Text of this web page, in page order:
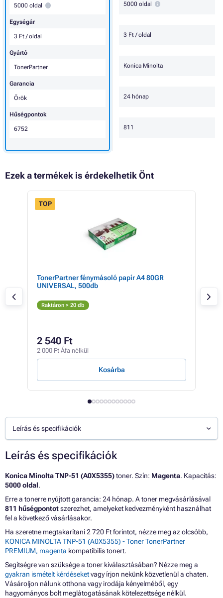
5000 oldal
3 Ft / oldal
Konica Minolta
24 hónap
811
5000 oldal
Egységár
3 Ft / oldal
Gyártó
TonerPartner
Garancia
Örök
Hűségpontok
6752
Ezek a termékek is érdekelhetik Önt
TOP
TonerPartner fénymásoló papír A4 80GR
UNIVERSAL, 500db
Raktáron > 20 db
2 540 Ft
2 000 Ft Áfa nélkül
Kosárba
Leírás és specifikációk
Leírás és specifikációk
Konica Minolta TNP-51 (A0X5355)toner. Szín: Magenta. Kapacitás:
5000 oldal.
Erre a tonerre nyújtott garancia: 24 hónap. A toner megvásárlásával
811 hűségpontotszerezhet, amelyeket kedvezményként használhat
fel a következő vásárlásakor.
Ha szeretne megtakarítani 2 720 Ft forintot, nézze meg az olcsóbb,
KONICA MINOLTA TNP-51 (A0X5355) - Toner TonerPartner
PREMIUM, magenta kompatibilis tonert.
Segítségre van szüksége a toner kiválasztásában? Nézze meg a
gyakran ismételt kérdéseketvagy írjon nekünk közvetlenül a chaten.
Vásároljon nálunk otthona vagy irodája kényelméből, egy
hagyományos bolt meglátogatásának kötelezettsége nélkül.